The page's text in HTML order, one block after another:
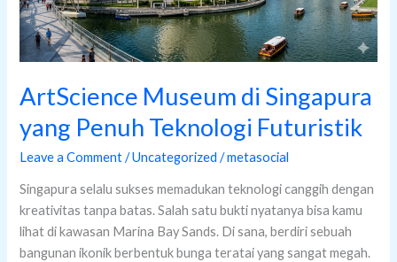
ArtScience Museum di Singapura
yang Penuh Teknologi Futuristik
Leave a Comment /Uncategorized /metasocial
Singapura selalu sukses memadukan teknologi canggih dengan
kreativitas tanpa batas. Salah satu bukti nyatanya bisa kamu
lihat di kawasan Marina Bay Sands. Di sana, berdiri sebuah
bangunan ikonik berbentuk bunga teratai yang sangat megah.
Teknologi
Futuristik